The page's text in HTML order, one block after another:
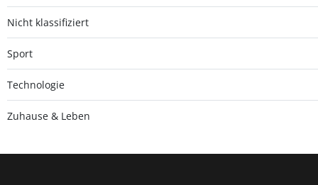
Nicht klassifiziert
Sport
Technologie
Zuhause & Leben